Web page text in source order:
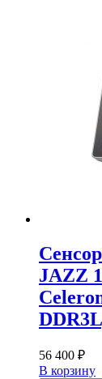
JAZZ
56 400 ₽
В корзину